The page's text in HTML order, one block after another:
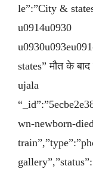
le”:”City &
u0914u0930
states” मौत के
ujala
wn-newborn-